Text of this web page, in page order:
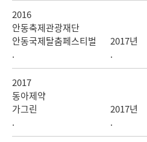
2016
안동축제관광재단
안동국제탈춤페스티벌
2017년
.
.
2017
동아제약
가그린
2017년
.
.